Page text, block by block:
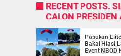
RECENT POSTS.
CALON PRESIDEN
Pasukan
Bakal Hiasi
Event NBOD